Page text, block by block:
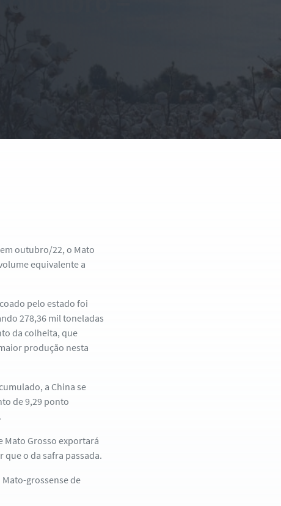
outubro/22, o Mato
equivalente a
pelo estado foi
278,36 mil toneladas
da colheita, que
produção nesta
a China se
de 9,29 ponto
Grosso exportará
o da safra passada.
grossense de